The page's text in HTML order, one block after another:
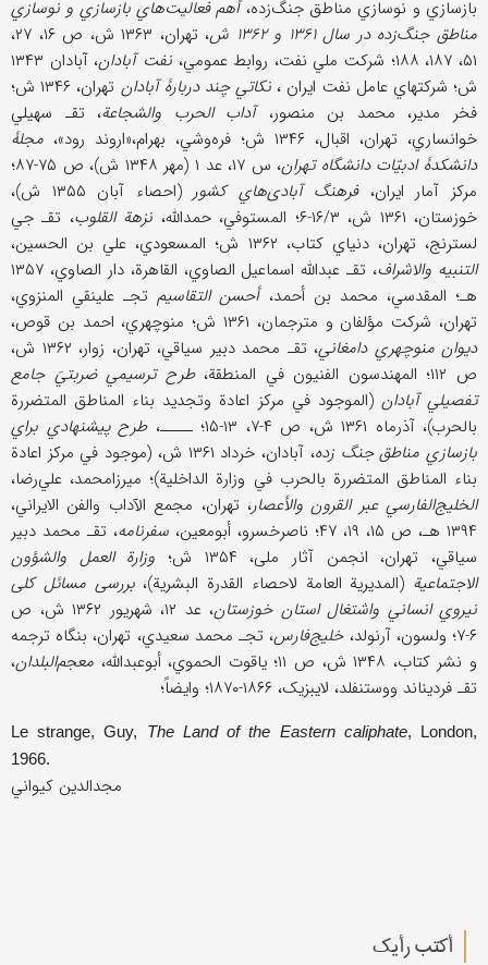
بازسازي و نوسازي مناطق جنگ‌زده،أهم فعالیت‌هاي بازسازي و نوسازي
مناطق جنگ‌زده در سال ۱۳۶۱ و ۱۳۶۲ ش
، تهران، ۱۳۶۳ ش، ص ۱۶، ۲۷،
۵۱، ۱۸۷، ۱۸۸؛ شرکت ملي نفت، روابط عمومي،
نفت آبادان
، آبادان ۱۳۴۳
ش؛ شرکتهاي عامل نفت ایران ، نکاتي چند دربارۀ آبادان
تهران، ۱۳۴۶ ش؛
فخر مدیر، محمد بن منصور، آداب الحرب والشجاعة، تقـ سهیلي
خوانساري، تهران، اقبال، ۱۳۴۶ ش؛ فره‌وشي، بهرام،«اروند رود»،
مجلۀ
دانشکدۀ ادبیّات دانشگاه تهران
، س ۱۷، عد ۱ (مهر ۱۳۴۸ ش)، ص ۷۵-۸۷؛
مرکز آمار ایران،فرهنگ آبادی‌هاي کشور
(احصاء آبان ۱۳۵۵ ش)،
خوزستان، ۱۳۶۱ ش، ۱۶/۳-۶؛ المستوفي، حمداللَّه،
نزهة القلوب، تقـ جي
لسترنج، تهران، دنیاي کتاب، ۱۳۶۲ ش؛ المسعودي، علي بن الحسین،
التنبیه والاشراف
، تقـ عبدالله اسماعیل الصاوي، القاهرة، دار الصاوي، ۱۳۵۷
هـ؛ المقدسي، محمد بن أحمد،أحسن التقاسیمتجـ علینقي المنزوي،
تهران، شرکت مؤلفان و مترجمان، ۱۳۶۱ ش؛ منوچهري، احمد بن قوص،
دیوان منوچهري دامغاني
، تقـ محمد دبیر سیاقي، تهران، زوار، ۱۳۶۲ ش،
ص ۱۱۲؛ المهندسون الفنیون في المنطقة،
طرح ترسیمي ضربتيَ جامع
تفصیلي آبادان(الموجود في مرکز اعادة وتجدید بناء المناطق المتضررة
بالحرب)، آذرماه ۱۳۶۱ ش، ص ۴-۷، ۱۳-۱۵؛ ـــــ،
طرح پیشنهادي براي
بازسازي مناطق جنگ زده
، آبادان، خرداد ۱۳۶۱ ش، (موجود في مرکز اعادة
بناء المناطق المتضررة بالحرب في وزارة الداخلیة)؛ میرزامحمد، علي‌رضا،
الخلیج‌الفارسي عبر القرون والأعصار، تهران، مجمع الآداب والفن الایراني،
۱۳۹۴ هـ، ص ۱۵، ۱۹، ۴۷؛ ناصرخسرو، أبومعین،
سفرنامه، تقـ محمد دبیر
سیاقي، تهران، انجمن آثار ملی، ۱۳۵۴ ش؛
وزارة العمل والشؤون
الاجتماعیة (المدیریة العامة لاحصاء القدرة البشریة)، بررسی مسائل کلی
نیروي انساني واشتغال استان خوزستان
، عد ۱۲، شهریور ۱۳۶۲ ش، ص
۶-۷؛ ولسون، آرنولد،
خلیج‌فارس، تجـ محمد سعیدي، تهران، بنگاه ترجمه
و نشر کتاب، ۱۳۴۸ ش، ص ۱۱؛ یاقوت الحموي، أبوعبداللَّه،
معجم‌البلدان،
تقـ فردیناند ووستنفلد، لایبزیک، ۱۸۶۶-۱۸۷۰؛ وایضاً؛
Le strange, Guy, The Land of the Eastern caliphate, London,
1966.
أکتب رأیك